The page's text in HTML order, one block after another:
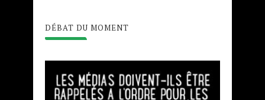
DÉBAT DU MOMENT